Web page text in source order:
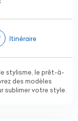
Itinéraire
stylisme, le prêt-à-
des modèles
sublimer votre style.